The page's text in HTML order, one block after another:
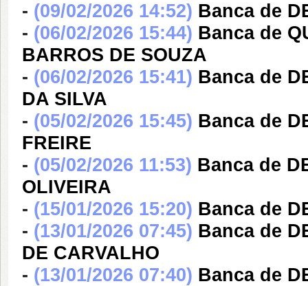
- (09/02/2026 14:52) Banca de
- (06/02/2026 15:44) Banca de
BARROS DE SOUZA
- (06/02/2026 15:41) Banca de
DA SILVA
- (05/02/2026 15:45) Banca de
FREIRE
- (05/02/2026 11:53) Banca de
OLIVEIRA
- (15/01/2026 15:20) Banca de
- (13/01/2026 07:45) Banca de
DE CARVALHO
- (13/01/2026 07:40) Banca de